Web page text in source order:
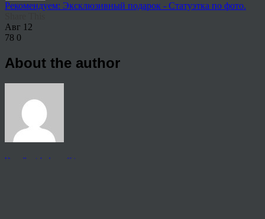
Рекомендуем: Эксклюзивный подарок - Статуэтка по фото.
Авг 12
78 0
About the author
View all articles by rauffri